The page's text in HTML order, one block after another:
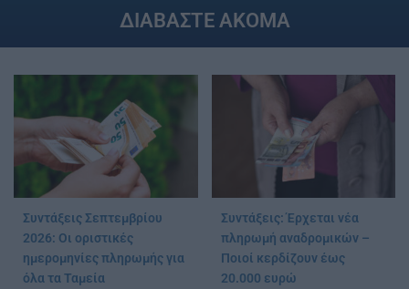
ΔΙΑΒΑΣΤΕ ΑΚΟΜΑ
Συντάξεις Σεπτεμβρίου
2026: Οι οριστικές
ημερομηνίες πληρωμής για
όλα τα Ταμεία
Συντάξεις: Έρχεται νέα
πληρωμή αναδρομικών –
Ποιοί κερδίζουν έως
20.000 ευρώ